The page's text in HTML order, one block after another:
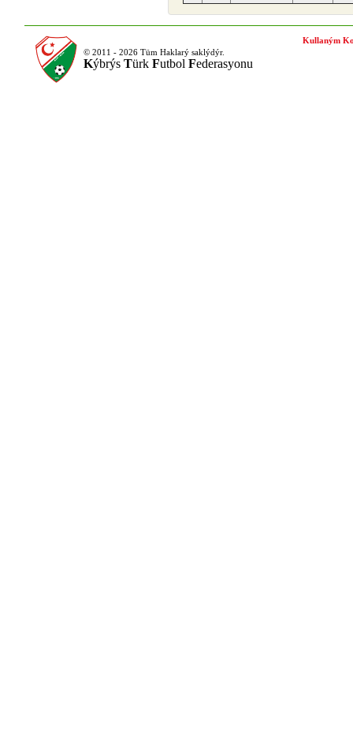
© 2011 - 2026 Tüm Haklarý saklýdýr.
Kýbrýs Türk Futbol Federasyonu
Kullaným